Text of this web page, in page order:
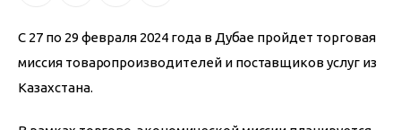
C 27 по 29 февраля 2024 года в Дубае пройдет торговая
миссия товаропроизводителей и поставщиков услуг из
Казахстана.